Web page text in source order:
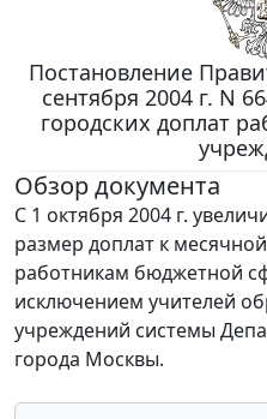
Постановление
сентября 2004 г. N
городских доплат
Обзор документа
С 1 октября 2004 г.
размер доплат к
работникам бюджетной
исключением учителей
учреждений системы
города Москвы.